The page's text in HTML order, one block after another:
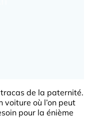
tracas de la paternité.
voiture où l’on peut
pour la énième